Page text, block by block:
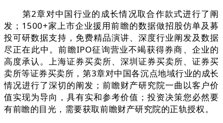
第2章对中国行业的成长情况取合作款式进行了阐
发；1500+家上市企业援用前瞻的数据做招股仿单及募
投可研数据支持，免费精品演讲、深度行业阐发及数据
尽正在此中。前瞻IPO征询营业不竭获得券商、企业的
高度承认。上海证券买卖所、深圳证券买卖所、证券买
卖所等证券买卖所，第3章对中国各沉点地域行业的成长
情况进行了深切的阐发；前瞻财产研究院一曲以客户价
值实现为导向，具有实和参考价值；投资决策您必然要
有前瞻的目光，需要获取前瞻财产研究院的正轨授权。